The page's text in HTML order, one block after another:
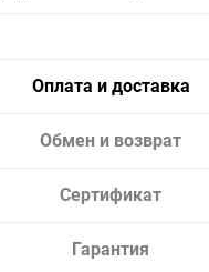
Оплата и доставка
Обмен и возврат
Сертификат
Гарантия